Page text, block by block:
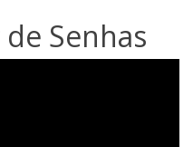
Senhas